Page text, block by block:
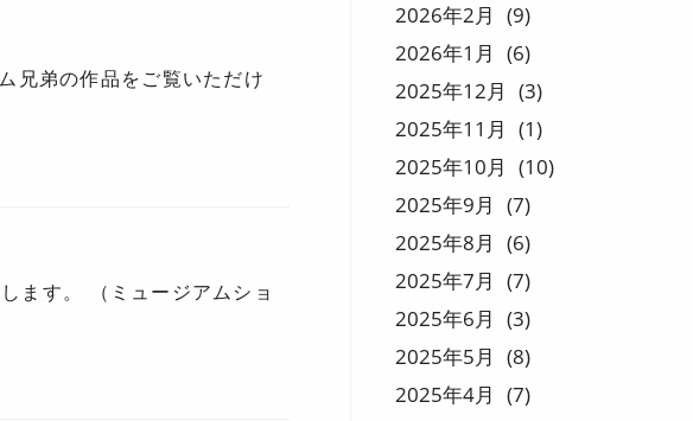
兄弟の作品をご覧いただけ
ます。 （ミュージアムショ
2026
2
9
2026
1
6
2025
12
3
2025
11
1
2025
10
10
2025
9
7
2025
8
6
2025
7
7
2025
6
3
2025
5
8
2025
4
7